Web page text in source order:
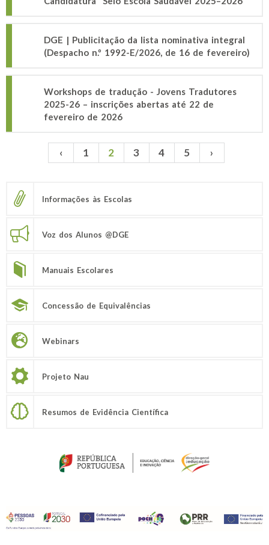
DGE | Publicitação da lista nominativa integral
(Despacho n.º 1992-E/2026, de 16 de fevereiro)
Workshops de tradução - Jovens Tradutores
2025-26 – inscrições abertas até 22 de
fevereiro de 2026
Páginas ‹ 1 2 3 4 5 ›
Informações às Escolas
Voz dos Alunos @DGE
Manuais Escolares
Concessão de Equivalências
Webinars
Projeto Nau
Resumos de Evidência Científica